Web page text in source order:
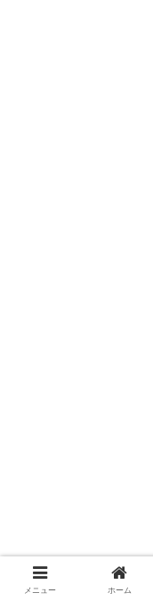
メニュー ホーム